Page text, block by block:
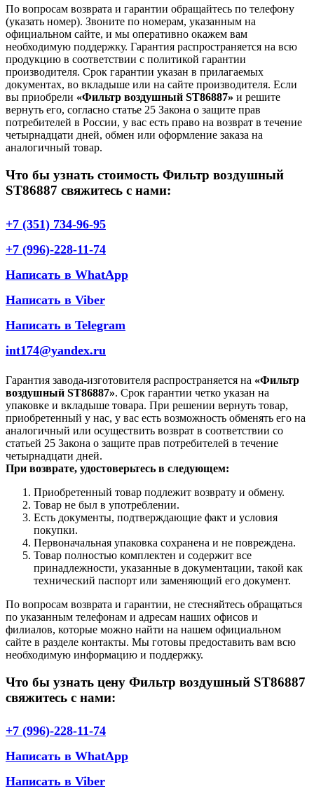
По вопросам возврата и гарантии обращайтесь по телефону
(указать номер). Звоните по номерам, указанным на
официальном сайте, и мы оперативно окажем вам
необходимую поддержку. Гарантия распространяется на всю
продукцию в соответствии с политикой гарантии
производителя. Срок гарантии указан в прилагаемых
документах, во вкладыше или на сайте производителя. Если
вы приобрели «Фильтр воздушный ST86887» и решите
вернуть его, согласно статье 25 Закона о защите прав
потребителей в России, у вас есть право на возврат в течение
четырнадцати дней, обмен или оформление заказа на
аналогичный товар.
Что бы узнать стоимость Фильтр воздушный
ST86887 свяжитесь с нами:
+7 (351) 734-96-95
+7 (996)-228-11-74
Написать в WhatApp
Написать в Viber
Написать в Telegram
int174@yandex.ru
Гарантия завода-изготовителя распространяется на «Фильтр
воздушный ST86887». Срок гарантии четко указан на
упаковке и вкладыше товара. При решении вернуть товар,
приобретенный у нас, у вас есть возможность обменять его на
аналогичный или осуществить возврат в соответствии со
статьей 25 Закона о защите прав потребителей в течение
четырнадцати дней.
При возврате, удостоверьтесь в следующем:
Приобретенный товар подлежит возврату и обмену.
Товар не был в употреблении.
Есть документы, подтверждающие факт и условия
покупки.
Первоначальная упаковка сохранена и не повреждена.
Товар полностью комплектен и содержит все
принадлежности, указанные в документации, такой как
технический паспорт или заменяющий его документ.
По вопросам возврата и гарантии, не стесняйтесь обращаться
по указанным телефонам и адресам наших офисов и
филиалов, которые можно найти на нашем официальном
сайте в разделе контакты. Мы готовы предоставить вам всю
необходимую информацию и поддержку.
Что бы узнать цену Фильтр воздушный ST86887
свяжитесь с нами:
+7 (996)-228-11-74
Написать в WhatApp
Написать в Viber